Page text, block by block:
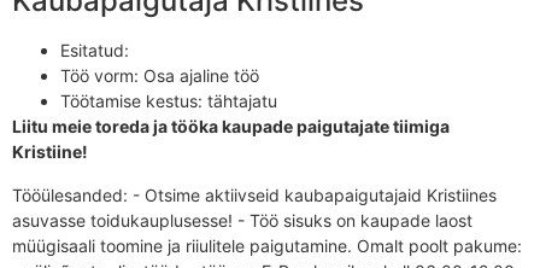
Esitatud:
Töö vorm: Osa ajaline töö
Töötamise kestus: tähtajatu
Liitu meie toreda ja tööka kaupade paigutajate tiimiga
Kristiine!
Tööülesanded: - Otsime aktiivseid kaubapaigutajaid Kristiines
asuvasse toidukauplusesse! - Töö sisuks on kaupade laost
müügisaali toomine ja riiulitele paigutamine. Omalt poolt pakume: